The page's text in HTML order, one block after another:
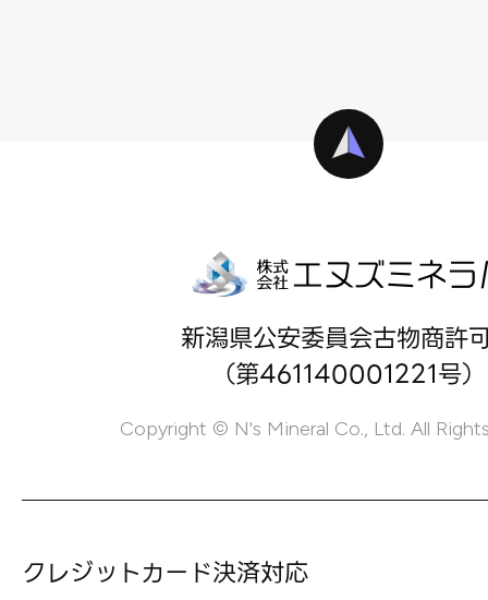
新潟県公安委員会古物商許
（第461140001221号）
Copyright © N's Mineral Co., Ltd. All
クレジットカード決済対応